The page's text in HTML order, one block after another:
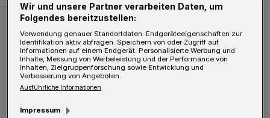
Stoppoks „Rund-Reise“ führt auch nach Wuppertal
Wir und unsere Partner verarbeiten Daten, um
Folgendes bereitzustellen:
Verwendung genauer Standortdaten. Endgeräteeigenschaften zur
Identifikation aktiv abfragen. Speichern von oder Zugriff auf
Informationen auf einem Endgerät. Personalisierte Werbung und
Inhalte, Messung von Werbeleistung und der Performance von
Inhalten, Zielgruppenforschung sowie Entwicklung und
Verbesserung von Angeboten.
Ausführliche Informationen
Impressum